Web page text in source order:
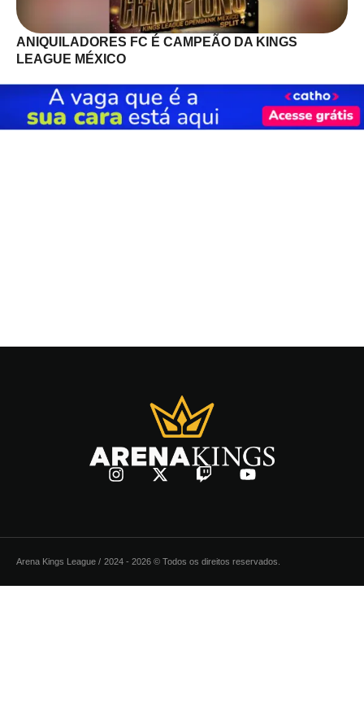
ANIQUILADORES FC É CAMPEÃO DA KINGS
LEAGUE MÉXICO
Arena Kings League / 2024 - 2026 © Todos os direitos reservados.